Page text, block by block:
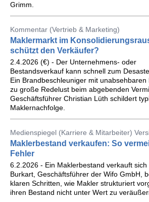
Grimm.
Kommentar (Vertrieb & Marketing)
Maklermarkt im
schützt den Verkäufer?
2.4.2026 (€) - Der Unternehmens- oder
Bestandsverkauf kann schnell zum
Ein Brandbeschleuniger mit unabsehbaren
zu große Redelust beim abgebenden
Geschäftsführer Christian Lüth schildert
Maklernachfolge.
Medienspiegel (Karriere & Mitarbeiter)
Maklerbestand verkaufen: So
Fehler
6.2.2026 - Ein Maklerbestand verkauft
Burkart, Geschäftsführer der Wifo GmbH,
klaren Schritten, wie Makler strukturiert
ihren Bestand nicht unter Wert zu